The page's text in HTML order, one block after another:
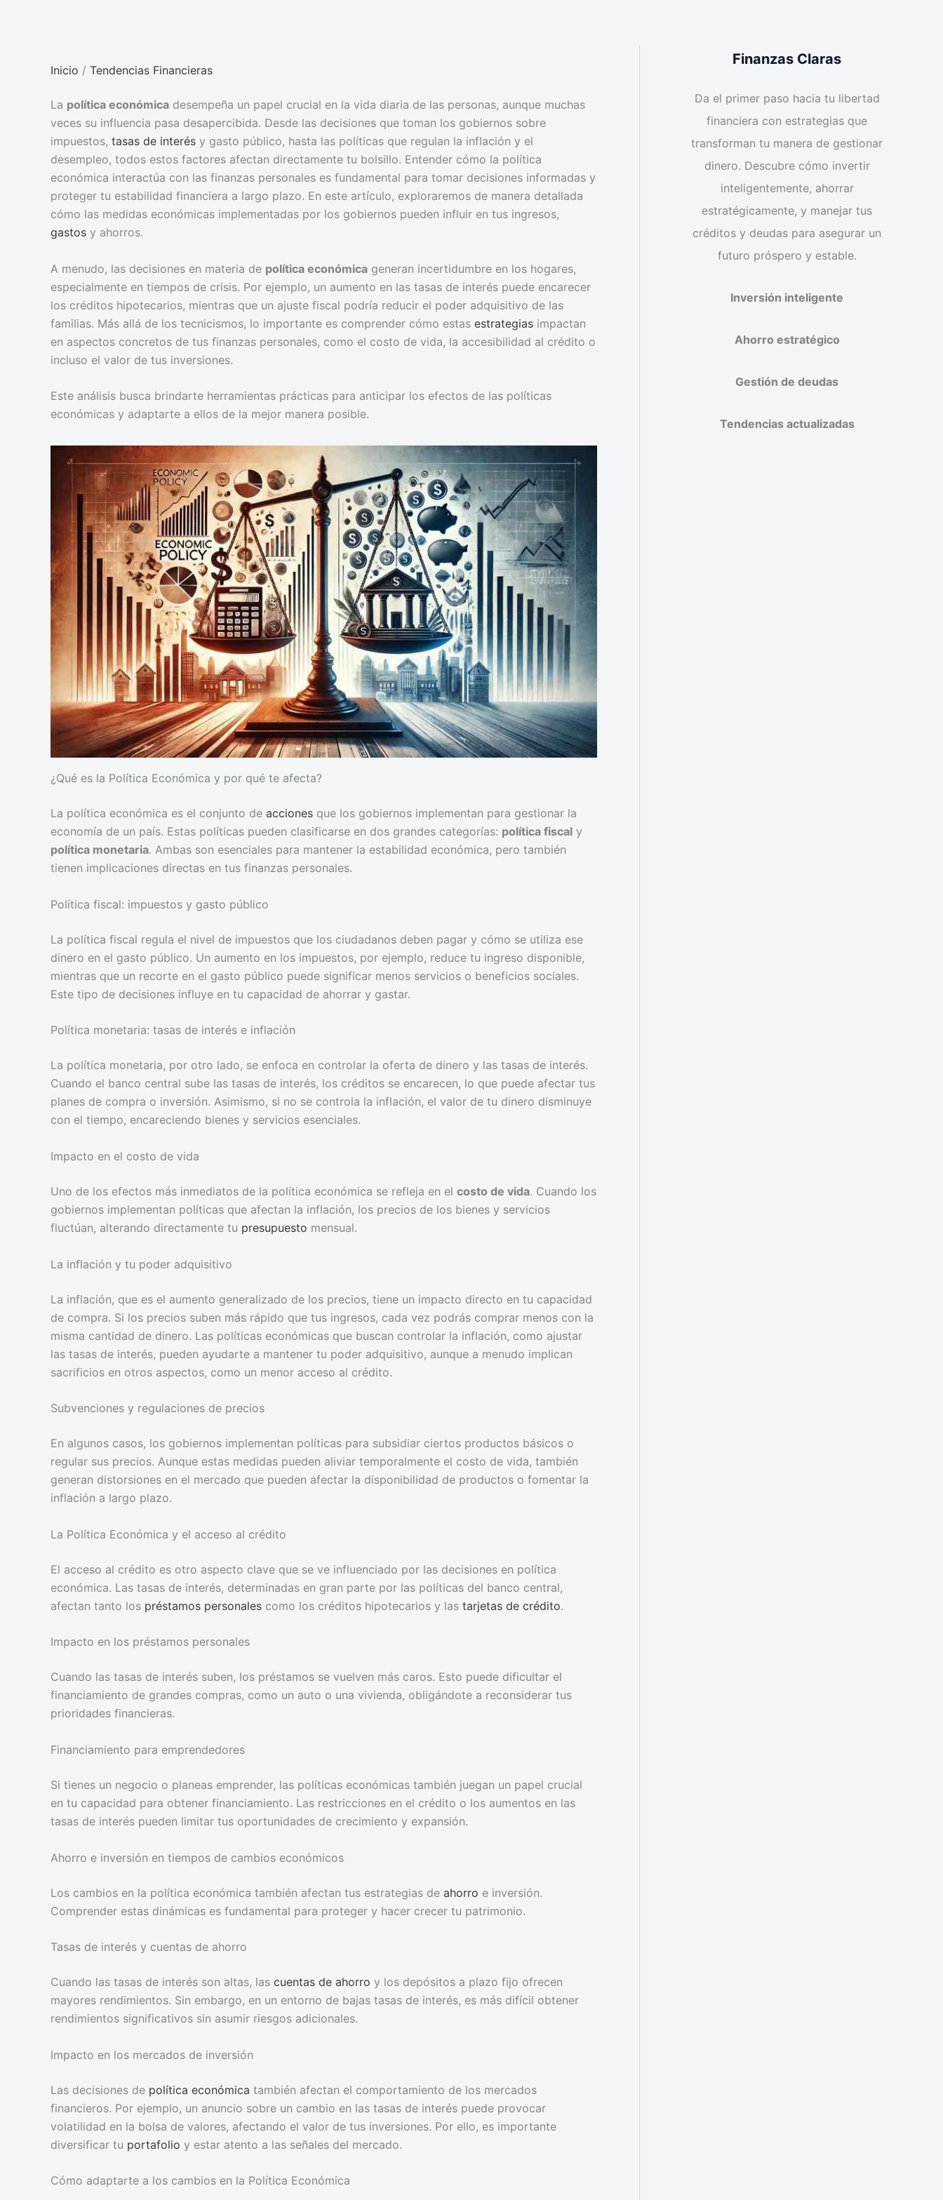
Inicio / Tendencias Financieras
La política económica desempeña un papel crucial en la vida diaria de las personas, aunque muchas
veces su influencia pasa desapercibida. Desde las decisiones que toman los gobiernos sobre
impuestos, tasas de interés y gasto público, hasta las políticas que regulan la inflación y el
desempleo, todos estos factores afectan directamente tu bolsillo. Entender cómo la política
económica interactúa con las finanzas personales es fundamental para tomar decisiones informadas y
proteger tu estabilidad financiera a largo plazo. En este artículo, exploraremos de manera detallada
cómo las medidas económicas implementadas por los gobiernos pueden influir en tus ingresos,
gastos y ahorros.
A menudo, las decisiones en materia de política económica generan incertidumbre en los hogares,
especialmente en tiempos de crisis. Por ejemplo, un aumento en las tasas de interés puede encarecer
los créditos hipotecarios, mientras que un ajuste fiscal podría reducir el poder adquisitivo de las
familias. Más allá de los tecnicismos, lo importante es comprender cómo estas estrategias impactan
en aspectos concretos de tus finanzas personales, como el costo de vida, la accesibilidad al crédito o
incluso el valor de tus inversiones.
Este análisis busca brindarte herramientas prácticas para anticipar los efectos de las políticas
económicas y adaptarte a ellos de la mejor manera posible.
¿Qué es la Política Económica y por qué te afecta?
La política económica es el conjunto de acciones que los gobiernos implementan para gestionar la
economía de un país. Estas políticas pueden clasificarse en dos grandes categorías: política fiscal y
política monetaria. Ambas son esenciales para mantener la estabilidad económica, pero también
tienen implicaciones directas en tus finanzas personales.
Política fiscal: impuestos y gasto público
La política fiscal regula el nivel de impuestos que los ciudadanos deben pagar y cómo se utiliza ese
dinero en el gasto público. Un aumento en los impuestos, por ejemplo, reduce tu ingreso disponible,
mientras que un recorte en el gasto público puede significar menos servicios o beneficios sociales.
Este tipo de decisiones influye en tu capacidad de ahorrar y gastar.
Política monetaria: tasas de interés e inflación
La política monetaria, por otro lado, se enfoca en controlar la oferta de dinero y las tasas de interés.
Cuando el banco central sube las tasas de interés, los créditos se encarecen, lo que puede afectar tus
planes de compra o inversión. Asimismo, si no se controla la inflación, el valor de tu dinero disminuye
con el tiempo, encareciendo bienes y servicios esenciales.
Impacto en el costo de vida
Uno de los efectos más inmediatos de la política económica se refleja en el costo de vida. Cuando los
gobiernos implementan políticas que afectan la inflación, los precios de los bienes y servicios
fluctúan, alterando directamente tu presupuesto mensual.
La inflación y tu poder adquisitivo
La inflación, que es el aumento generalizado de los precios, tiene un impacto directo en tu capacidad
de compra. Si los precios suben más rápido que tus ingresos, cada vez podrás comprar menos con la
misma cantidad de dinero. Las políticas económicas que buscan controlar la inflación, como ajustar
las tasas de interés, pueden ayudarte a mantener tu poder adquisitivo, aunque a menudo implican
sacrificios en otros aspectos, como un menor acceso al crédito.
Subvenciones y regulaciones de precios
En algunos casos, los gobiernos implementan políticas para subsidiar ciertos productos básicos o
regular sus precios. Aunque estas medidas pueden aliviar temporalmente el costo de vida, también
generan distorsiones en el mercado que pueden afectar la disponibilidad de productos o fomentar la
inflación a largo plazo.
La Política Económica y el acceso al crédito
El acceso al crédito es otro aspecto clave que se ve influenciado por las decisiones en política
económica. Las tasas de interés, determinadas en gran parte por las políticas del banco central,
afectan tanto los préstamos personales como los créditos hipotecarios y las tarjetas de crédito.
Impacto en los préstamos personales
Cuando las tasas de interés suben, los préstamos se vuelven más caros. Esto puede dificultar el
financiamiento de grandes compras, como un auto o una vivienda, obligándote a reconsiderar tus
prioridades financieras.
Financiamiento para emprendedores
Si tienes un negocio o planeas emprender, las políticas económicas también juegan un papel crucial
en tu capacidad para obtener financiamiento. Las restricciones en el crédito o los aumentos en las
tasas de interés pueden limitar tus oportunidades de crecimiento y expansión.
Ahorro e inversión en tiempos de cambios económicos
Los cambios en la política económica también afectan tus estrategias de ahorro e inversión.
Comprender estas dinámicas es fundamental para proteger y hacer crecer tu patrimonio.
Tasas de interés y cuentas de ahorro
Cuando las tasas de interés son altas, las cuentas de ahorro y los depósitos a plazo fijo ofrecen
mayores rendimientos. Sin embargo, en un entorno de bajas tasas de interés, es más difícil obtener
rendimientos significativos sin asumir riesgos adicionales.
Impacto en los mercados de inversión
Las decisiones de política económica también afectan el comportamiento de los mercados
financieros. Por ejemplo, un anuncio sobre un cambio en las tasas de interés puede provocar
volatilidad en la bolsa de valores, afectando el valor de tus inversiones. Por ello, es importante
diversificar tu portafolio y estar atento a las señales del mercado.
Cómo adaptarte a los cambios en la Política Económica
Finanzas Claras
Da el primer paso hacia tu libertad
financiera con estrategias que
transforman tu manera de gestionar
dinero. Descubre cómo invertir
inteligentemente, ahorrar
estratégicamente, y manejar tus
créditos y deudas para asegurar un
futuro próspero y estable.
Inversión inteligente
Ahorro estratégico
Gestión de deudas
Tendencias actualizadas